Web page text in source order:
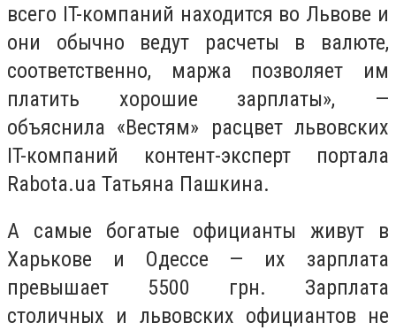
всего IT-компаний находится во Львове и
они обычно ведут расчеты в валюте,
соответственно, маржа позволяет им
платить хорошие зарплаты», —
объяснила «Вестям» расцвет львовских
IT-компаний контент-эксперт портала
Rabota.ua Татьяна Пашкина.
А самые богатые официанты живут в
Харькове и Одессе — их зарплата
превышает 5500 грн. Зарплата
столичных и львовских официантов не